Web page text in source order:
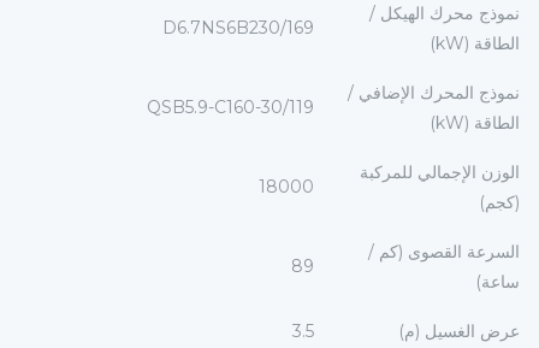
نموذج محرك الهيكل /
الطاقة (kW)
D6.7NS6B230/169
نموذج المحرك الإضافي /
الطاقة (kW)
QSB5.9-C160-30/119
الوزن الإجمالي للمركبة
(كجم)
18000
السرعة القصوى (كم /
ساعة)
89
عرض الغسيل (م) 3.5